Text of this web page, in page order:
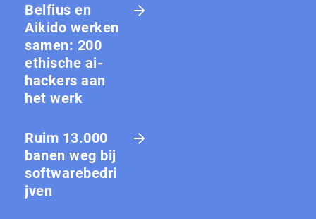
Belfius en
Aikido werken
samen: 200
ethische ai-
hackers aan
het werk
Ruim 13.000
banen weg bij
softwarebedri
jven